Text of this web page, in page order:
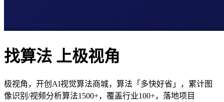
找算法 上极视角
极视角，开创AI视觉算法商城，算法「多快好省」，累计图
像识别/视频分析算法1500+，覆盖行业100+，落地项目